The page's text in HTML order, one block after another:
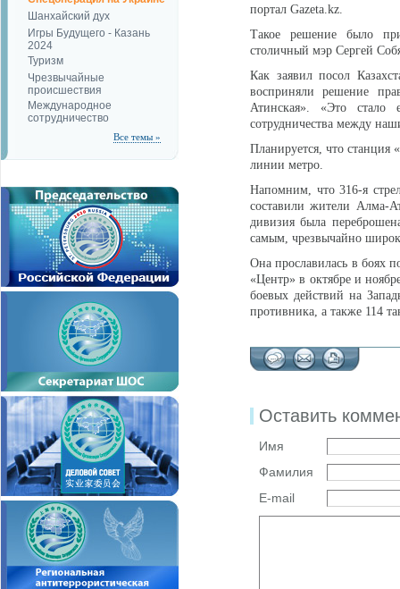
Шанхайский дух
Игры Будущего - Казань
2024
Туризм
Чрезвычайные
происшествия
Международное
сотрудничество
Все темы »
портал Gazeta.kz.
Такое решение было
столичный мэр Сергей
Как заявил посол
восприняли решение
Атинская». «Это
сотрудничества между
Планируется, что станция
линии метро.
Напомним, что 316-я
составили жители Алма-
дивизия была
самым, чрезвычайно
Она прославилась в боях
«Центр» в октябре и
боевых действий на
противника, а также 114
Оставить
Имя
Фамилия
E-mail